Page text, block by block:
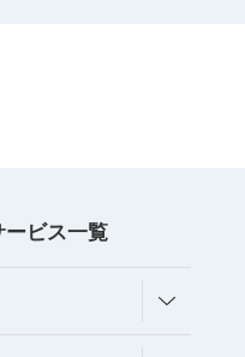
ービス⼀覧